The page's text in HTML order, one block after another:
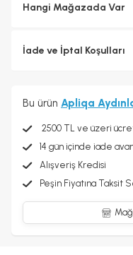
Hangi Mağazada Var
İade ve İptal Koşulları
Bu ürün Apliqa
2500 TL ve üzeri
14 gün içinde iade
Alışveriş Kredisi
Peşin Fiyatına Taksit